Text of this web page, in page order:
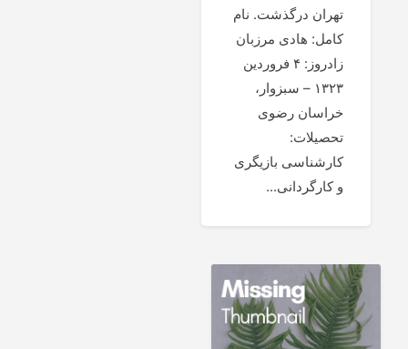
تهران درگذشت. نام
کامل: هادی مرزبان
زادروز: ۴ فروردین
۱۳۲۳ – سبزوار،
خراسان رضوی
تحصیلات:
کارشناسی بازیگری
و کارگردانی...